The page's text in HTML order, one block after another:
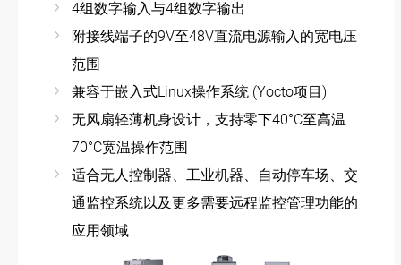
4组数字输入与4组数字输出
附接线端子的9V至48V直流电源输入的宽电压
范围
兼容于嵌入式Linux操作系统 (Yocto项目)
无风扇轻薄机身设计，支持零下40°C至高温
70°C宽温操作范围
适合无人控制器、工业机器、自动停车场、交
通监控系统以及更多需要远程监控管理功能的
应用领域